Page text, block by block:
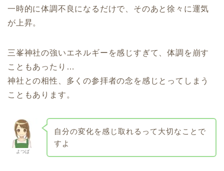
一時的に体調不良になるだけで、そのあと徐々に運気
が上昇。
三峯神社の強いエネルギーを感じすぎて、体調を崩す
こともあったり…
神社との相性、多くの参拝者の念を感じとってしまう
こともあります。
よつば
自分の変化を感じ取れるって大切なことで
すよ